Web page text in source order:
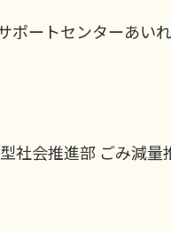
ポートセンターあい
社会推進部 ごみ減量